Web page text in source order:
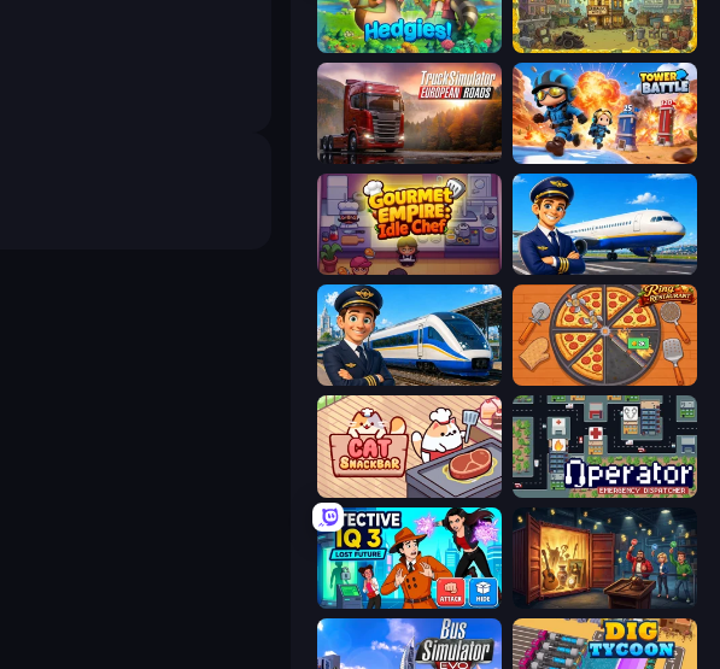
Hedgies The Garbaggio Hotel
Truck Simulator: European Roads Tower Battle
Idle Airport Tycoon
Idle Train Empire Tycoon Ring Restaurant
Cat Snack Bar Operator: Emergency Dispatcher
Detective IQ 3 Container Auction